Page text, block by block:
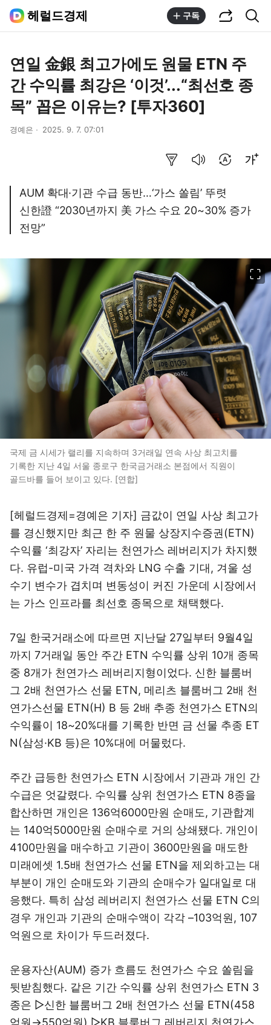
헤럴드경제 구독
연일 金銀 최고가에도 원물 ETN 주
간 수익률 최강은 ‘이것’...“최선호 종
목” 꼽은 이유는? [투자360]
경예은 2025. 9. 7. 07:01
AUM 확대·기관 수급 동반…‘가스 쏠림’ 뚜렷
신한證 “2030년까지 美 가스 수요 20~30% 증가
전망”
국제 금 시세가 랠리를 지속하며 3거래일 연속 사상 최고치를
기록한 지난 4일 서울 종로구 한국금거래소 본점에서 직원이
골드바를 들어 보이고 있다. [연합]
[헤럴드경제=경예은 기자] 금값이 연일 사상 최고가
를 경신했지만 최근 한 주 원물 상장지수증권(ETN)
수익률 ‘최강자’ 자리는 천연가스 레버리지가 차지했
다. 유럽-미국 가격 격차와 LNG 수출 기대, 겨울 성
수기 변수가 겹치며 변동성이 커진 가운데 시장에서
는 가스 인프라를 최선호 종목으로 채택했다.
7일 한국거래소에 따르면 지난달 27일부터 9월4일
까지 7거래일 동안 주간 ETN 수익률 상위 10개 종목
중 8개가 천연가스 레버리지형이었다. 신한 블룸버
그 2배 천연가스 선물 ETN, 메리츠 블룸버그 2배 천
연가스선물 ETN(H) B 등 2배 추종 천연가스 ETN의
수익률이 18~20%대를 기록한 반면 금 선물 추종 ET
N(삼성·KB 등)은 10%대에 머물렀다.
주간 급등한 천연가스 ETN 시장에서 기관과 개인 간
수급은 엇갈렸다. 수익률 상위 천연가스 ETN 8종을
합산하면 개인은 136억6000만원 순매도, 기관합계
는 140억5000만원 순매수로 거의 상쇄됐다. 개인이
4100만원을 매수하고 기관이 3600만원을 매도한
미래에셋 1.5배 천연가스 선물 ETN을 제외하고는 대
부분이 개인 순매도와 기관의 순매수가 일대일로 대
응했다. 특히 삼성 레버리지 천연가스 선물 ETN C의
경우 개인과 기관의 순매수액이 각각 –103억원, 107
억원으로 차이가 두드러졌다.
운용자산(AUM) 증가 흐름도 천연가스 수요 쏠림을
뒷받침했다. 같은 기간 수익률 상위 천연가스 ETN 3
종은 ▷신한 블룸버그 2배 천연가스 선물 ETN(458
억원→550억원) ▷KB 블룸버그 레버리지 천연가스